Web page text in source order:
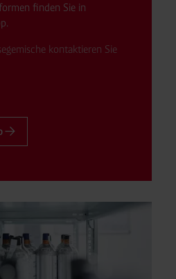
finden Sie in
kontaktieren Sie